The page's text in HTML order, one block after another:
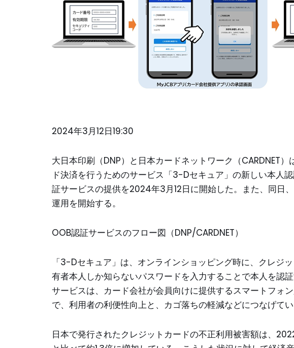
2024年3月12日19:30
大日本印刷（DNP）と日本カードネットワーク（CARDNET
ド決済を行うためのサービス「3-Dセキュア」の新しい本
証サービスの提供を2024年3月12日に開始した。また、同日
運用を開始する。
OOB認証サービスのフロー図（DNP/CARDNET）
「3-Dセキュア」は、オンラインショッピング時に、クレジ
有者本人しか知らないパスワードを入力することで本人を認
サービスは、カード会社が会員向けに提供するスマートフォ
で、利用者の利便性向上と、カゴ落ちの軽減などにつなげてい
日本で発行されたクレジットカードの不正利用被害額は、